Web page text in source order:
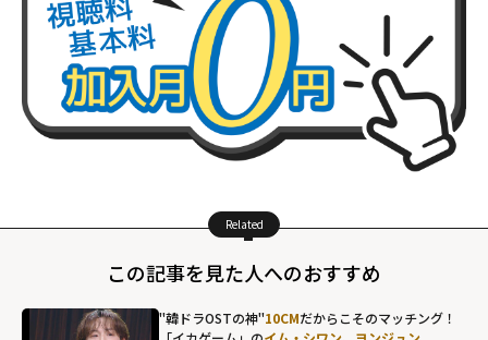
Related
この記事を見た人へのおすすめ
"韓ドラOSTの神"10CMだからこそのマッチング！